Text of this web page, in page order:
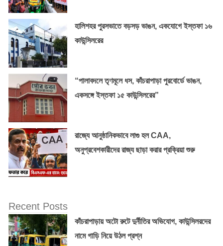
হালিশহর পুরসভাতে বড়সড় ভাঙন, একযোগে ইস্তফা ১৬
কাউন্সিলরের
“পালাবদলে তৃণমূলে ধস, কাঁচরাপাড়া পুরবোর্ডে ভাঙন,
একসঙ্গে ইস্তফা ১৫ কাউন্সিলরের”
রাজ্যে আনুষ্ঠানিকভাবে লাগু হল CAA,
অনুপ্রবেশকারীদের রাজ্য ছাড়া করার প্রক্রিয়া শুরু
Recent Posts
কাঁচরাপাড়ায় অটো রুটে দুর্নীতির অভিযোগ, কাউন্সিলরদের
নামে গাড়ি নিয়ে উঠল প্রশ্ন